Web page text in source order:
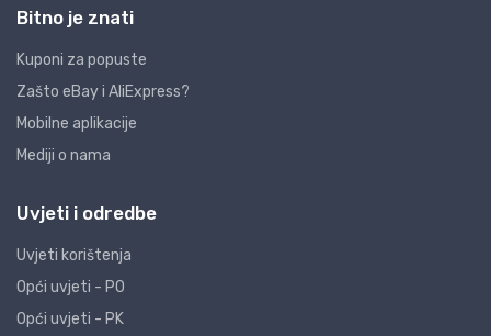
Bitno je znati
Kuponi za popuste
Zašto eBay i AliExpress?
Mobilne aplikacije
Mediji o nama
Uvjeti i odredbe
Uvjeti korištenja
Opći uvjeti - PO
Opći uvjeti - PK